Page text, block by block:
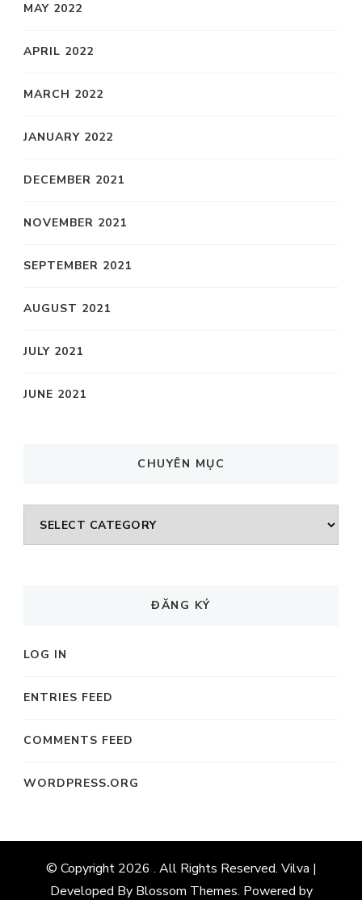
MAY 2022
APRIL 2022
MARCH 2022
JANUARY 2022
DECEMBER 2021
NOVEMBER 2021
SEPTEMBER 2021
AUGUST 2021
JULY 2021
JUNE 2021
CHUYÊN MỤC
CHUYÊN
MỤC
ĐĂNG KÝ
LOG IN
ENTRIES FEED
COMMENTS FEED
WORDPRESS.ORG
© Copyright 2026 . All Rights Reserved. Vilva |
Developed By Blossom Themes. Powered by